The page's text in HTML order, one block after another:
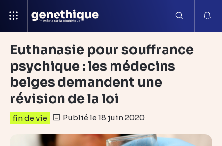
Euthanasie pour souffrance
psychique : les médecins
belges demandent une
révision de la loi
fin de vie Publié le 18 juin 2020